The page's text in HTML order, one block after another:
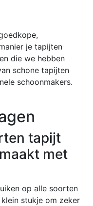
je tapijten
die we hebben
schone tapijten
schoonmakers.
tapijt
met
op alle soorten
stukje om zeker